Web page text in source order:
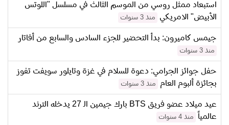
استبعاد ممثل روسي من الموسم الثالث في مسلسل "اللوتس
الأبيض" الامريكي
منذ 3 سنوات
جيمس كاميرون: بدأ التحضير للجزء السادس والسابع من أفاتار
منذ 3 سنوات
حفل جوائز الجرامي: دعوة للسلام في غزة وتايلور سويفت تفوز
بجائزة ألبوم العام
منذ 3 سنوات
عيد ميلاد عضو فريق BTS بارك جيمين الـ 27 يدخله الترند
عالمياً
منذ 4 سنوات